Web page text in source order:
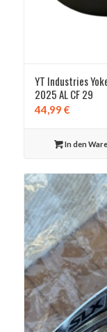
YT Industries
2025 AL CF 29
44,99 €
In den